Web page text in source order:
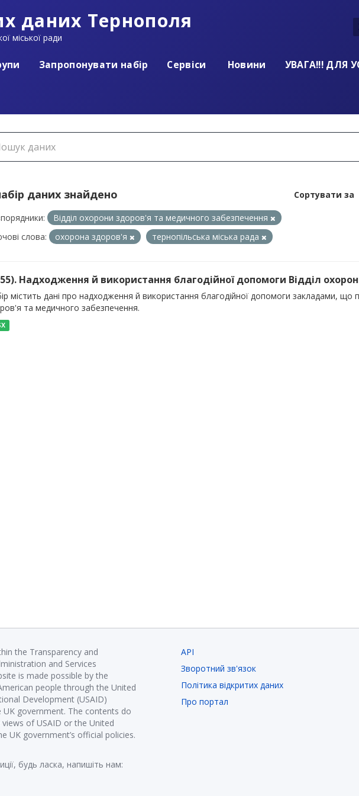
даних Тернополя
міської ради
Запропонувати набір Сервіси Новини
УВАГА!!! ДЛЯ
Сортувати за
даних знайдено
Відділ охорони здоров'я та медичного забезпечення
слова:
охорона здоров'я тернопільська міська рада
Надходження й використання благодійної допомоги Відділ
містить дані про надходження й використання благодійної допомоги закладами, що
та медичного забезпечення.
the Transparency and
and Services
is made possible by the
people through the United
Development (USAID)
government. The contents do
of USAID or the United
UK government’s official policies.
будь ласка, напишіть нам:
API
Зворотний зв'язок
Політика відкритих даних
Про портал